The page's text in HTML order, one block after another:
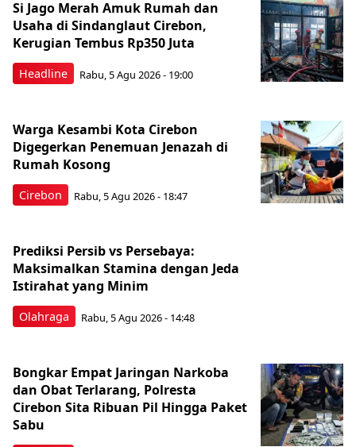
Headline
Si Jago Merah Amuk Rumah dan
Usaha di Sindanglaut Cirebon,
Kerugian Tembus Rp350 Juta
Rabu, 5 Agu 2026 - 19:00
Cirebon
Warga Kesambi Kota Cirebon
Digegerkan Penemuan Jenazah di
Rumah Kosong
Rabu, 5 Agu 2026 - 18:47
Olahraga
Prediksi Persib vs Persebaya:
Maksimalkan Stamina dengan Jeda
Istirahat yang Minim
Rabu, 5 Agu 2026 - 14:48
Bongkar Empat Jaringan Narkoba
dan Obat Terlarang, Polresta
Cirebon Sita Ribuan Pil Hingga Paket
Sabu